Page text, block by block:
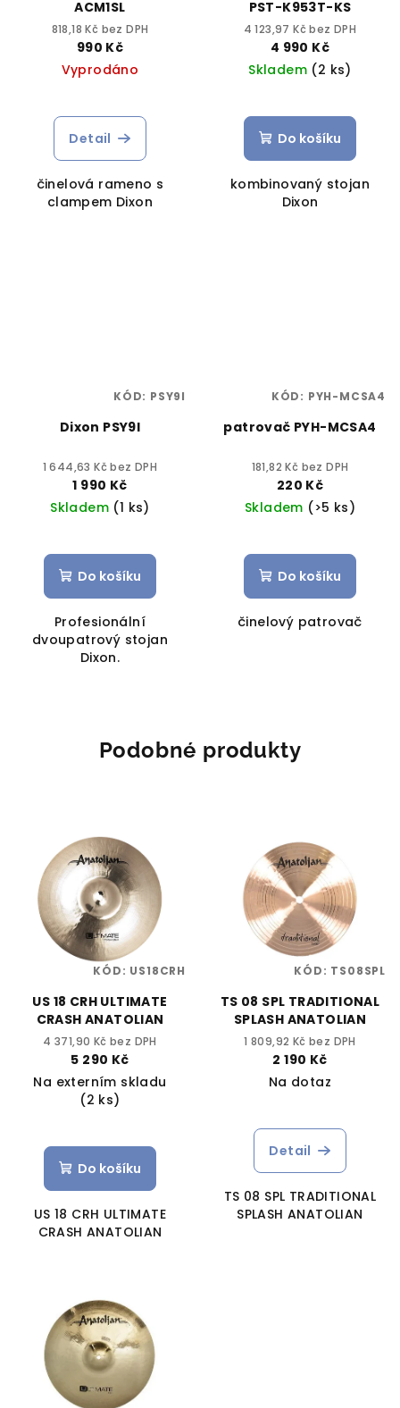
ACM1SL
818,18 Kč bez DPH
990 Kč
Vyprodáno
Detail
činelová rameno s
clampem Dixon
PST-K953T-KS
4 123,97 Kč bez DPH
4 990 Kč
Skladem (2 ks)
Do košíku
kombinovaný stojan
Dixon
Dixon PSY9I
1 644,63 Kč bez DPH
1 990 Kč
Skladem (1 ks)
Do košíku
Profesionální
dvoupatrový stojan
Dixon.
KÓD: PSY9I
patrovač PYH-MCSA4
181,82 Kč bez DPH
220 Kč
Skladem (>5 ks)
Do košíku
činelový patrovač
KÓD: PYH-MCSA4
Podobné produkty
US 18 CRH ULTIMATE
CRASH ANATOLIAN
4 371,90 Kč bez DPH
5 290 Kč
Na externím skladu
(2 ks)
Do košíku
US 18 CRH ULTIMATE
CRASH ANATOLIAN
KÓD: US18CRH
TS 08 SPL TRADITIONAL
SPLASH ANATOLIAN
1 809,92 Kč bez DPH
2 190 Kč
Na dotaz
Detail
TS 08 SPL TRADITIONAL
SPLASH ANATOLIAN
KÓD: TS08SPL